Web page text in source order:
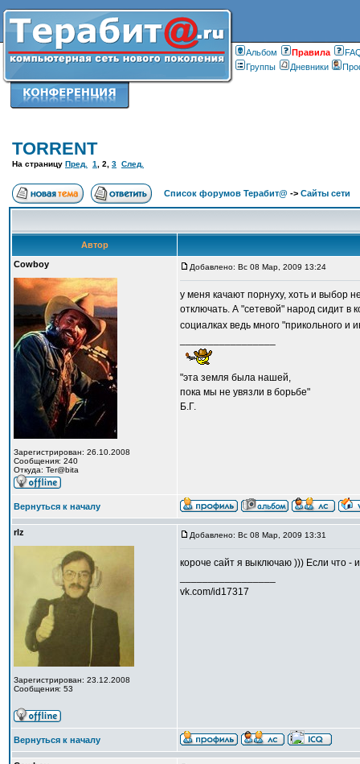
Альбом Правилa
Группы
Дневники
TORRENT
На страницу Пред. 1 2 3 След.
Список форумов Терабит@ -> Сайты сети
Автор
Cowboy
Зарегистрирован: 26.10.2008
Сообщения: 240
Откуда: Ter@bita
Добавлено: Вс 08 Мар, 2009 13:24
у меня качают порнуху, хоть и выбор
отключать. А "сетевой" народ сидит в
социалках ведь много "прикольного и
"эта земля была нашей,
пока мы не увязли в борьбе"
Б.Г.
Вернуться к началу
rlz
Зарегистрирован: 23.12.2008
Сообщения: 53
Добавлено: Вс 08 Мар, 2009 13:31
короче сайт я выключаю ))) Если что -
vk.com/id17317
Вернуться к началу